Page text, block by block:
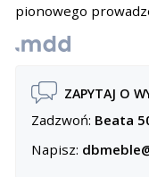
pionowego
ZAPYTAJ O
Zadzwoń: Beata
Napisz: